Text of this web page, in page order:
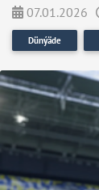
07.01.2026
Dünýäde